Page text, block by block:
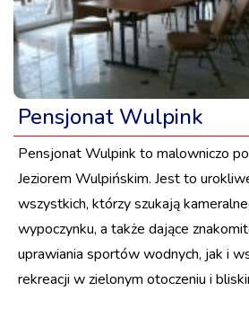
Pensjonat Wulpink
Pensjonat Wulpink to malowniczo
Jeziorem Wulpińskim. Jest to
wszystkich, którzy szukają
wypoczynku, a także dające
uprawiania sportów wodnych, jak i
rekreacji w zielonym otoczeniu i